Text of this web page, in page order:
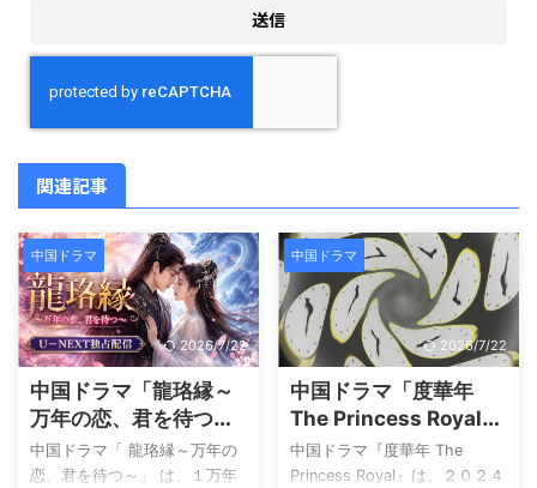
関連記事
中国ドラマ
2026/7/22
中国ドラマ「龍珞縁～
万年の恋、君を待つ
～」配信どこでみれ
る？
中国ドラマ「 龍珞縁～万年の
恋、君を待つ～」 は、１万年
中国ドラマ
2026/7/22
中国ドラマ「度華年
The Princess Royal」
配信どこでみれる？
中国ドラマ『度華年 The
Princess Royal』は、２０２４